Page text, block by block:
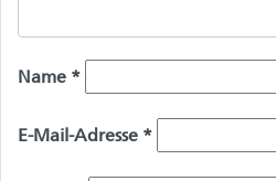
Name *
E-Mail-Adresse *